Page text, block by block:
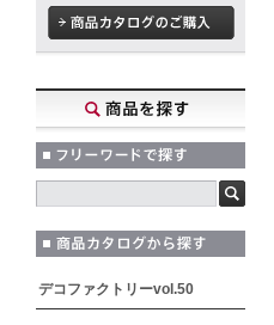
デコファクトリーvol.50